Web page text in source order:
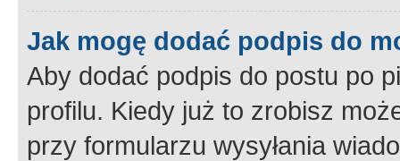
Jak mogę dodać podpis do
Aby dodać podpis do postu po
profilu. Kiedy już to zrobisz
przy formularzu wysyłania